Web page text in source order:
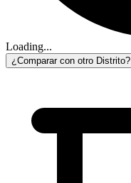
Loading...
¿Comparar con otro Distrito?